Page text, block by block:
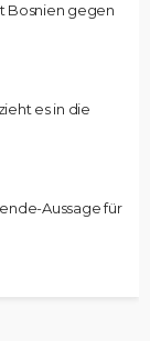
Bosnien gegen
es in die
Aussage für